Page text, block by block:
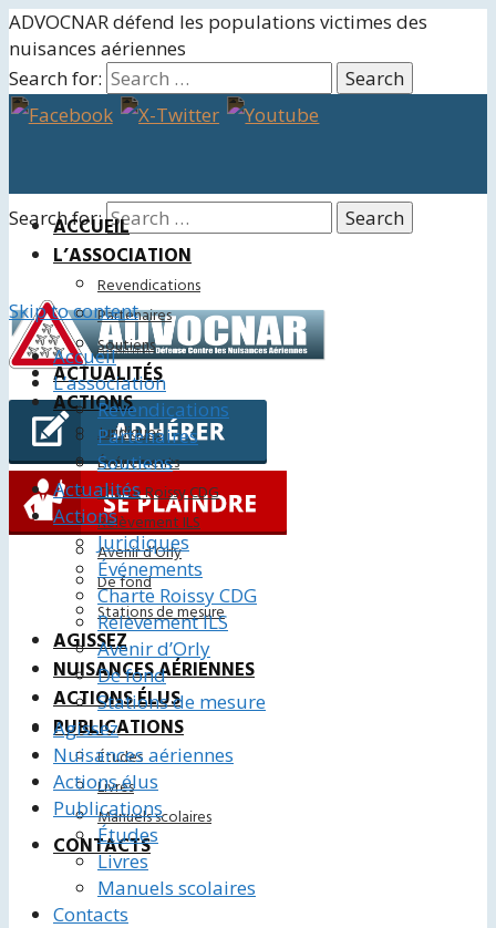
ADVOCNAR défend les populations victimes des
nuisances aériennes
Search for:
Search for:
ACCUEIL
L’ASSOCIATION
Revendications
Partenaires
Soutiens
ACTUALITÉS
ACTIONS
Juridiques
Événements
Charte Roissy CDG
Relèvement ILS
Avenir d’Orly
De fond
Stations de mesure
AGISSEZ
NUISANCES AÉRIENNES
ACTIONS ÉLUS
PUBLICATIONS
Études
Livres
Manuels scolaires
CONTACTS
Skip to content
Accueil
L’association
Revendications
Partenaires
Soutiens
Actualités
Actions
Juridiques
Événements
Charte Roissy CDG
Relèvement ILS
Avenir d’Orly
De fond
Stations de mesure
Agissez
Nuisances aériennes
Actions élus
Publications
Études
Livres
Manuels scolaires
Contacts